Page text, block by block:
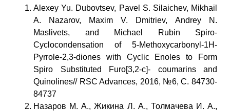
Alexey Yu. Dubovtsev, Pavel S. Silaichev, Mikhail
A. Nazarov, Maxim V. Dmitriev, Аndrey N.
Maslivets, and Michael Rubin Spiro-
Cyclocondensation of 5-Methoxycarbonyl-1H-
Pyrrole-2,3-diones with Cyclic Enoles to Form
Spiro Substituted Furo[3,2-c]- coumarins and
Quinolines// RSC Advances, 2016, №6, С. 84730-
84737
Назаров М. А., Жикина Л. А., Толмачева И. А.,